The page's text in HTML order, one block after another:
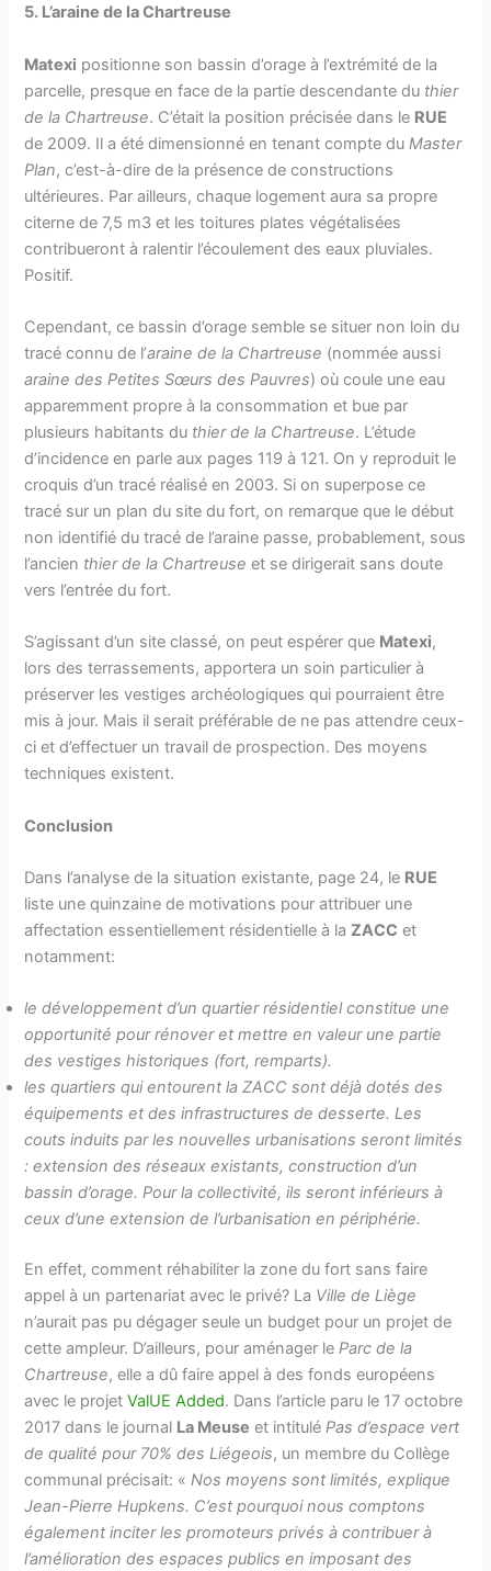
5. L’araine de la Chartreuse
Matexi positionne son bassin d’orage à l’extrémité de la
parcelle, presque en face de la partie descendante du thier
de la Chartreuse. C’était la position précisée dans le RUE
de 2009. Il a été dimensionné en tenant compte du Master
Plan, c’est-à-dire de la présence de constructions
ultérieures. Par ailleurs, chaque logement aura sa propre
citerne de 7,5 m3 et les toitures plates végétalisées
contribueront à ralentir l’écoulement des eaux pluviales.
Positif.
Cependant, ce bassin d’orage semble se situer non loin du
tracé connu de l’araine de la Chartreuse (nommée aussi
araine des Petites Sœurs des Pauvres) où coule une eau
apparemment propre à la consommation et bue par
plusieurs habitants du thier de la Chartreuse. L’étude
d’incidence en parle aux pages 119 à 121. On y reproduit le
croquis d’un tracé réalisé en 2003. Si on superpose ce
tracé sur un plan du site du fort, on remarque que le début
non identifié du tracé de l’araine passe, probablement, sous
l’ancien thier de la Chartreuse et se dirigerait sans doute
vers l’entrée du fort.
S’agissant d’un site classé, on peut espérer que Matexi,
lors des terrassements, apportera un soin particulier à
préserver les vestiges archéologiques qui pourraient être
mis à jour. Mais il serait préférable de ne pas attendre ceux-
ci et d’effectuer un travail de prospection. Des moyens
techniques existent.
Conclusion
Dans l’analyse de la situation existante, page 24, le RUE
liste une quinzaine de motivations pour attribuer une
affectation essentiellement résidentielle à laZACC et
notamment:
le développement d’un quartier résidentiel constitue une
opportunité pour rénover et mettre en valeur une partie
des vestiges historiques (fort, remparts).
les quartiers qui entourent la ZACC sont déjà dotés des
équipements et des infrastructures de desserte. Les
couts induits par les nouvelles urbanisations seront limités
: extension des réseaux existants, construction d’un
bassin d’orage. Pour la collectivité, ils seront inférieurs à
ceux d’une extension de l’urbanisation en périphérie.
En effet, comment réhabiliter la zone du fort sans faire
appel à un partenariat avec le privé? La Ville de Liège
n’aurait pas pu dégager seule un budget pour un projet de
cette ampleur. D’ailleurs, pour aménager leParc de la
Chartreuse, elle a dû faire appel à des fonds européens
avec le projetValUE Added. Dans l’article paru le 17 octobre
2017 dans le journal La Meuse et intituléPas d’espace vert
de qualité pour 70% des Liégeois, un membre du Collège
communal précisait: «Nos moyens sont limités, explique
Jean-Pierre Hupkens. C’est pourquoi nous comptons
également inciter les promoteurs privés à contribuer à
l’amélioration des espaces publics en imposant des